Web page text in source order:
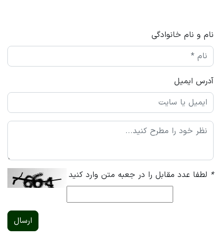
نام و نام خانوادگی
آدرس ایمیل
* لطفا عدد مقابل را در جعبه متن وارد کنید
ارسال